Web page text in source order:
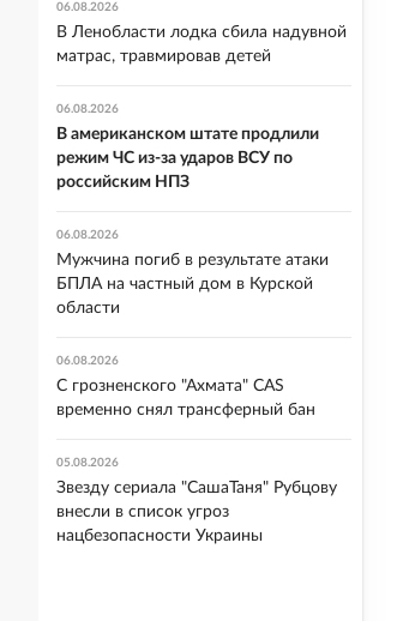
06.08.2026
В Ленобласти лодка сбила надувной
матрас, травмировав детей
06.08.2026
В американском штате продлили
режим ЧС из-за ударов ВСУ по
российским НПЗ
06.08.2026
Мужчина погиб в результате атаки
БПЛА на частный дом в Курской
области
06.08.2026
С грозненского "Ахмата" CAS
временно снял трансферный бан
05.08.2026
Звезду сериала "СашаТаня" Рубцову
внесли в список угроз
нацбезопасности Украины